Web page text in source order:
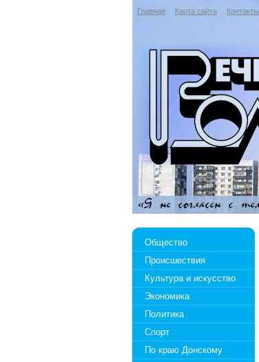
Главная Карта сайта Контакты
Общество
Происшествия
Культура и искусство
Экономика
Политика
Спорт
По краю Донскому